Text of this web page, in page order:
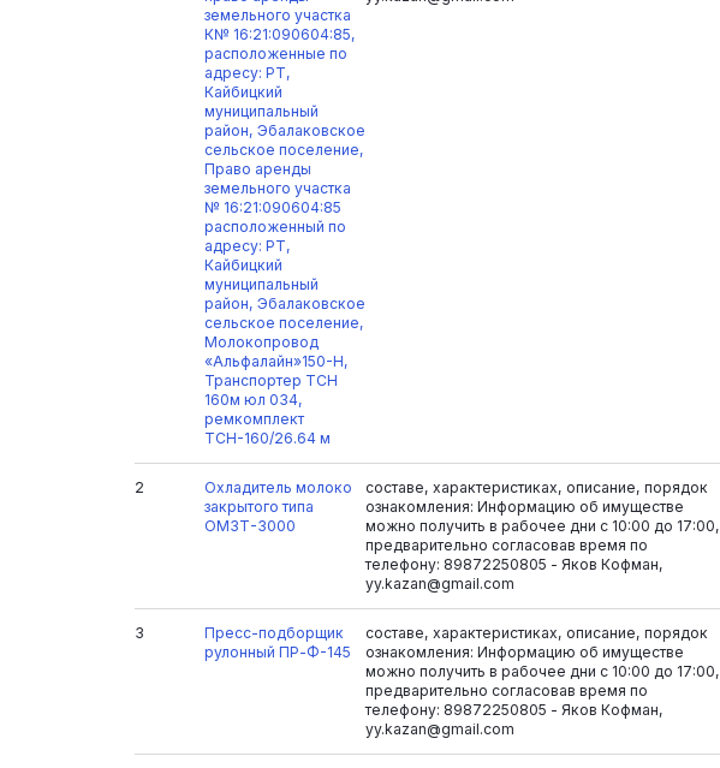
земельного участка
К№ 16:21:090604:85,
расположенные по
адресу: РТ,
Кайбицкий
муниципальный
район, Эбалаковское
сельское поселение,
Право аренды
земельного участка
№ 16:21:090604:85
расположенный по
адресу: РТ,
Кайбицкий
муниципальный
район, Эбалаковское
сельское поселение,
Молокопровод
«Альфалайн»150-Н,
Транспортер TCH
160м юл 034,
ремкомплект
ТСН-160/26.64 м
2
Охладитель молоко
закрытого типа
ОМЗТ-3000
составе, характеристиках, описание, порядок
ознакомления: Информацию об имуществе
можно получить в рабочее дни с 10:00 до 17:00,
предварительно согласовав время по
телефону: 89872250805 - Яков Кофман,
yy.kazan@gmail.com
3
Пресс-подборщик
рулонный ПР-Ф-145
составе, характеристиках, описание, порядок
ознакомления: Информацию об имуществе
можно получить в рабочее дни с 10:00 до 17:00,
предварительно согласовав время по
телефону: 89872250805 - Яков Кофман,
yy.kazan@gmail.com